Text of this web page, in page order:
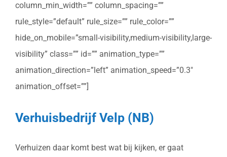
column_min_width=”” column_spacing=””
rule_style=”default” rule_size=”” rule_color=””
hide_on_mobile=”small-visibility,medium-visibility,large-
visibility” class=”” id=”” animation_type=””
animation_direction=”left” animation_speed=”0.3″
animation_offset=””]
Verhuisbedrijf Velp (NB)
Verhuizen daar komt best wat bij kijken, er gaat